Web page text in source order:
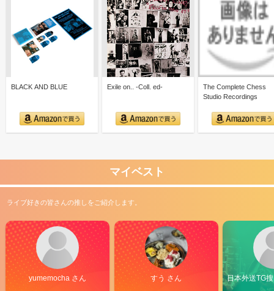
BLACK AND BLUE Exile on.. -Coll. ed-
The Complete Chess
Studio Recordings
マイベスト
ライブ好きの皆さんの推しをご紹介します。
yumemocha さん すう さん 日本外送TG